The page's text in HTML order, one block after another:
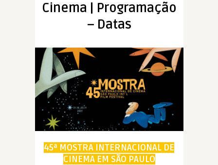
Cinema | Programação
– Datas
45ª MOSTRA INTERNACIONAL DE
CINEMA EM SÃO PAULO